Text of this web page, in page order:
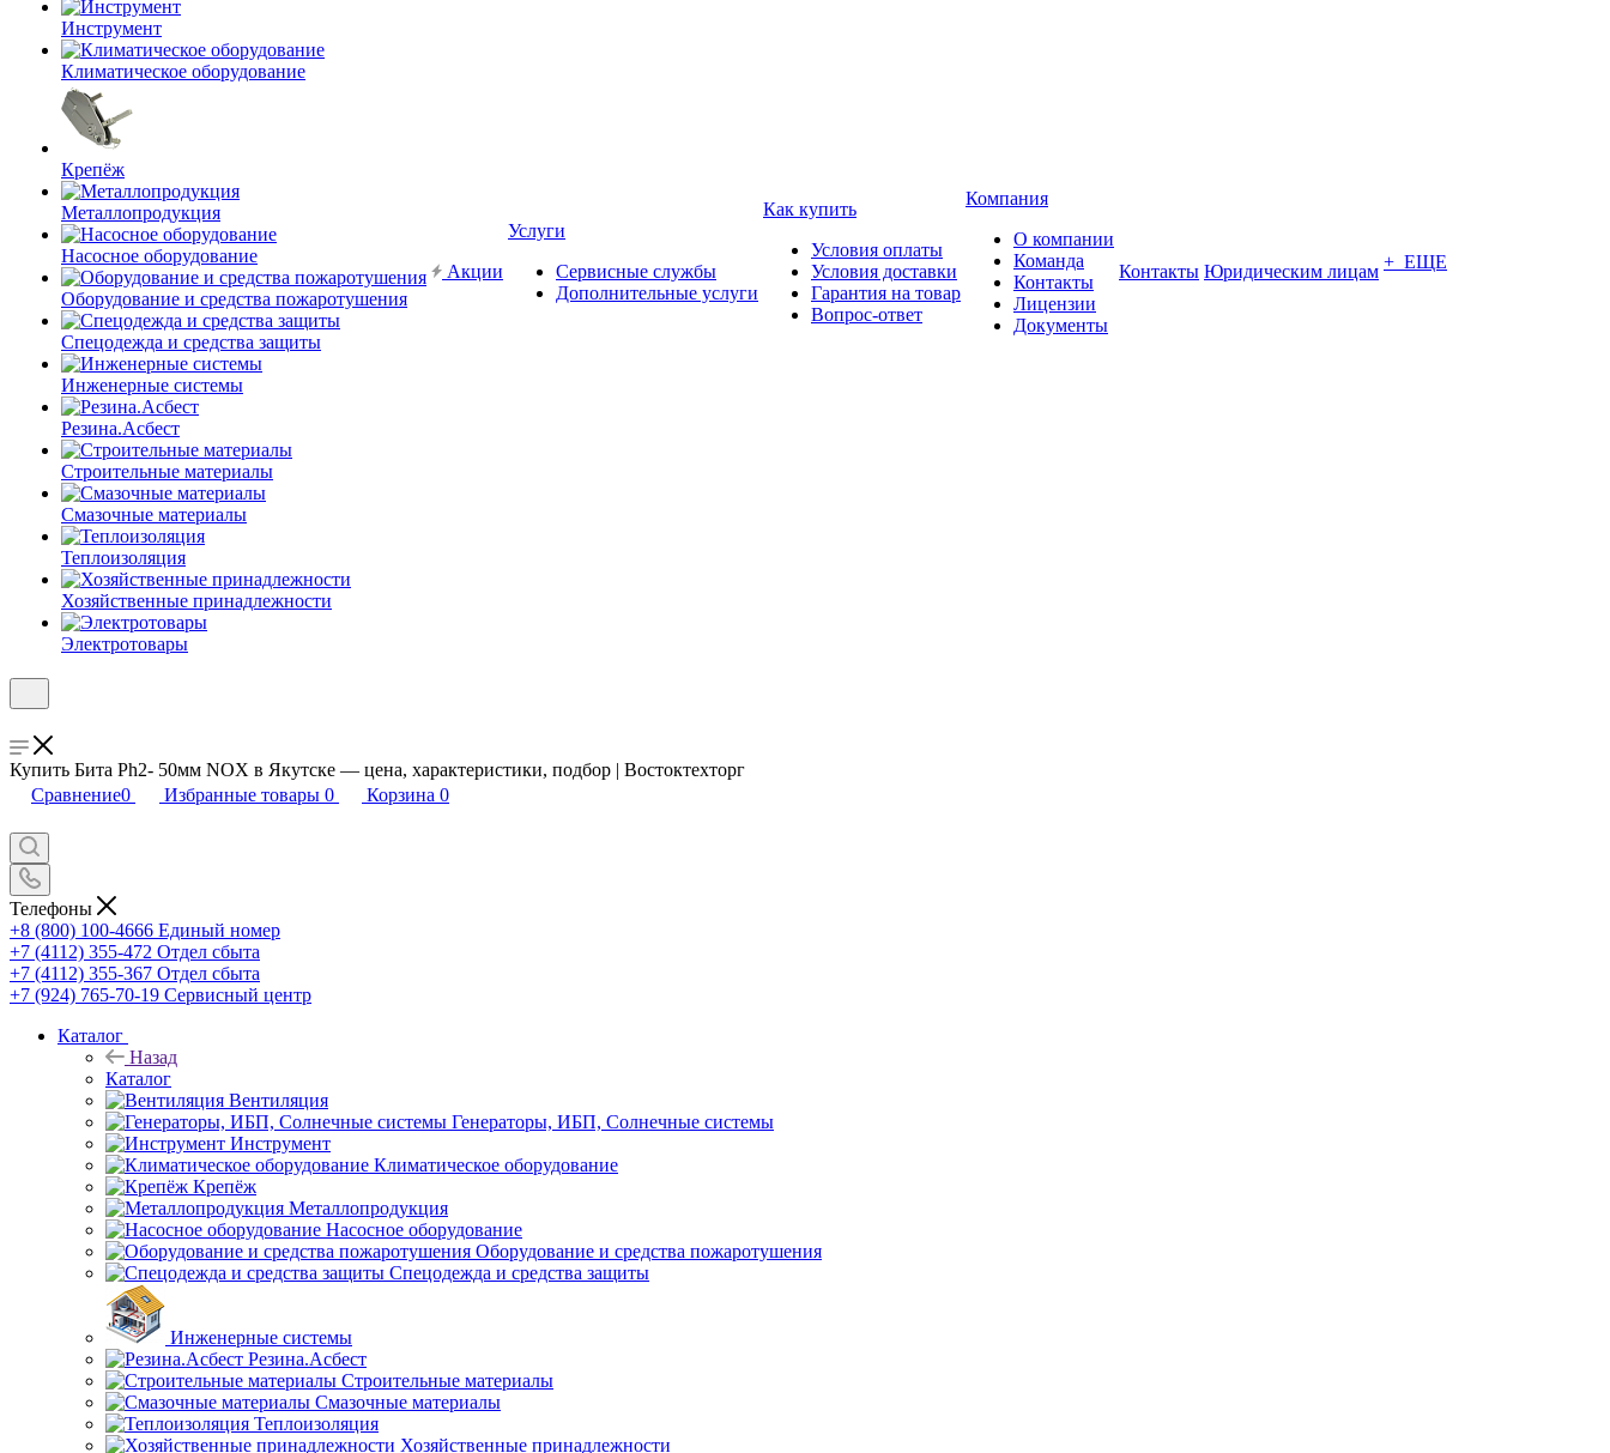
Инструмент
Климатическое оборудование
Крепёж
Металлопродукция
Насосное оборудование
Оборудование и средства пожаротушения
Спецодежда и средства защиты
Инженерные системы
Резина.Асбест
Строительные материалы
Смазочные материалы
Теплоизоляция
Хозяйственные принадлежности
Электротовары
Акции
Услуги
Сервисные службы
Дополнительные услуги
Как купить
Условия оплаты
Условия доставки
Гарантия на товар
Вопрос-ответ
Компания
О компании
Команда
Контакты
Лицензии
Документы
Контакты Юридическим лицам + ЕЩЕ
Купить Бита Ph2- 50мм NOX в Якутске — цена, характеристики, подбор | Востоктехторг
Сравнение0 Избранные товары 0 Корзина 0
Телефоны
+8 (800) 100-4666 Единый номер
+7 (4112) 355-472 Отдел сбыта
+7 (4112) 355-367 Отдел сбыта
+7 (924) 765-70-19 Сервисный центр
Каталог
Назад
Каталог
Вентиляция
Генераторы, ИБП, Солнечные системы
Инструмент
Климатическое оборудование
Крепёж
Металлопродукция
Насосное оборудование
Оборудование и средства пожаротушения
Спецодежда и средства защиты
Инженерные системы
Резина.Асбест
Строительные материалы
Смазочные материалы
Теплоизоляция
Хозяйственные принадлежности